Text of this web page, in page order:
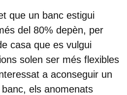
que un banc estigui
del 80% depèn, per
casa que es vulgui
solen ser més flexibles
a aconseguir un
, els anomenats